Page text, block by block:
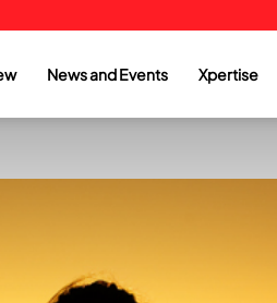
News and Events Xpertise